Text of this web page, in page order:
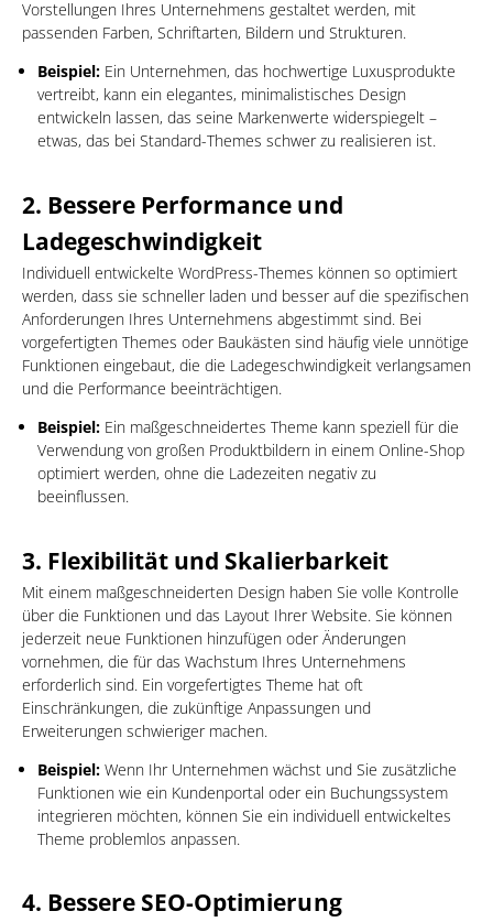
Vorstellungen Ihres Unternehmens gestaltet werden, mit
passenden Farben, Schriftarten, Bildern und Strukturen.
Beispiel: Ein Unternehmen, das hochwertige Luxusprodukte
vertreibt, kann ein elegantes, minimalistisches Design
entwickeln lassen, das seine Markenwerte widerspiegelt –
etwas, das bei Standard-Themes schwer zu realisieren ist.
2. Bessere Performance und
Ladegeschwindigkeit
Individuell entwickelte WordPress-Themes können so optimiert
werden, dass sie schneller laden und besser auf die spezifischen
Anforderungen Ihres Unternehmens abgestimmt sind. Bei
vorgefertigten Themes oder Baukästen sind häufig viele unnötige
Funktionen eingebaut, die die Ladegeschwindigkeit verlangsamen
und die Performance beeinträchtigen.
Beispiel: Ein maßgeschneidertes Theme kann speziell für die
Verwendung von großen Produktbildern in einem Online-Shop
optimiert werden, ohne die Ladezeiten negativ zu
beeinflussen.
3. Flexibilität und Skalierbarkeit
Mit einem maßgeschneiderten Design haben Sie volle Kontrolle
über die Funktionen und das Layout Ihrer Website. Sie können
jederzeit neue Funktionen hinzufügen oder Änderungen
vornehmen, die für das Wachstum Ihres Unternehmens
erforderlich sind. Ein vorgefertigtes Theme hat oft
Einschränkungen, die zukünftige Anpassungen und
Erweiterungen schwieriger machen.
Beispiel: Wenn Ihr Unternehmen wächst und Sie zusätzliche
Funktionen wie ein Kundenportal oder ein Buchungssystem
integrieren möchten, können Sie ein individuell entwickeltes
Theme problemlos anpassen.
4. Bessere SEO-Optimierung